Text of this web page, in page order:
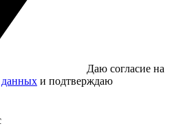
Даю согласие на
данных и подтверждаю